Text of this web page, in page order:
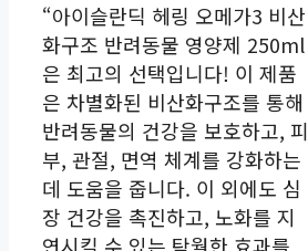
“아이슬란딕 헤링 오메가3 비산
화구조 반려동물 영양제 250ml
은 최고의 선택입니다! 이 제품
은 차별화된 비산화구조를 통해
반려동물의 건강을 보호하고, 피
부, 관절, 면역 체계를 강화하는
데 도움을 줍니다. 이 외에도 심
장 건강을 촉진하고, 노화를 지